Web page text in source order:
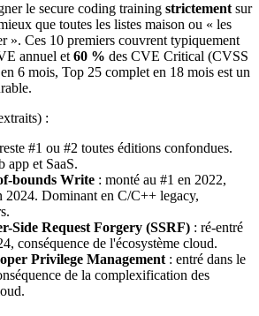
le secure coding training strictement sur
que toutes les listes maison ou « les
». Ces 10 premiers couvrent typiquement
annuel et 60 % des CVE Critical (CVSS
6 mois, Top 25 complet en 18 mois est un
:
#1 ou #2 toutes éditions confondues.
app et SaaS.
bounds Write : monté au #1 en 2022,
2024. Dominant en C/C++ legacy,
Side Request Forgery (SSRF) : ré-entré
conséquence de l'écosystème cloud.
Privilege Management : entré dans le
de la complexification des